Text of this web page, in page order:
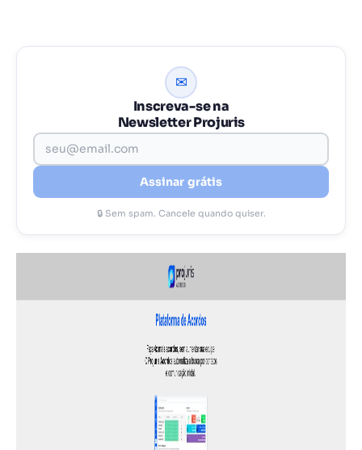
✉
Inscreva-se na
Newsletter Projuris
Assinar grátis
🔒 Sem spam. Cancele quando quiser.